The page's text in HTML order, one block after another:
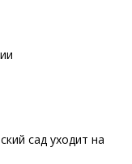
сад уходит на